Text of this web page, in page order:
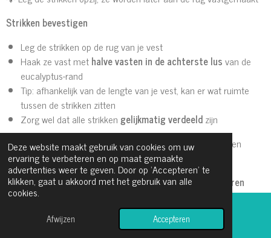
Deze website maakt gebruik van cookies om uw
ervaring te verbeteren en op maat gemaakte
advertenties weer te geven. Door op ‘Accepteren’ te
klikken, gaat u akkoord met het gebruik van alle
cookies.
Afwijzen Accepteren
Strikken bevestigen
Leg de strikken op de rug van je vest
Haak ze vast methalve vasten in de achterste lusvan de
eucalyptus-rand
Tip: afhankelijk van de lengte van je vest, kan er wat ruimte
tussen de strikken zitten
Zorg wel dat alle strikken gelijkmatig verdeeldzijn
💡 In mijn voorbeeld zitten de strikkenzonder ruimte
tussen
elkaar
Heb je een kleinere maat? Haak de strikken dan
2 toeren
korter